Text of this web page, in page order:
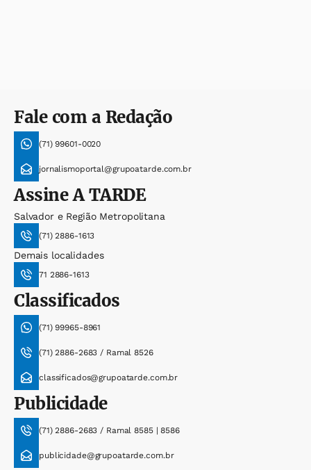
Fale com a Redação
(71) 99601-0020
jornalismoportal@grupoatarde.com.br
AssineA TARDE
Salvador e Região Metropolitana
(71) 2886-1613
Demais localidades
71 2886-1613
Classificados
(71) 99965-8961
(71) 2886-2683 / Ramal 8526
classificados@grupoatarde.com.br
Publicidade
(71) 2886-2683 / Ramal 8585 | 8586
publicidade@grupoatarde.com.br